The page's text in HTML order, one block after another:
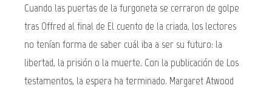
Cuando las puertas de la furgoneta se cerraron de golpe
tras Offred al final de El cuento de la criada, los lectores
no tenían forma de saber cuál iba a ser su futuro: la
libertad, la prisión o la muerte. Con la publicación de Los
testamentos, la espera ha terminado. Margaret Atwood